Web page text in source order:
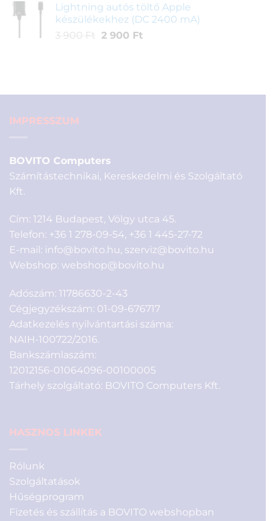
1
790 Ft.
990 Ft.
Lightning autós töltő Apple
készülékekhez (DC 2400 mA)
3 900 Ft
Original
2 900 FtCurrent
IMPRESSZUM
BOVITO Computers
Számítástechnikai, Kereskedelmi és Szolgáltató
Kft.
Cím: 1214 Budapest, Völgy utca 45.
Telefon: +36 1 278-09-54, +36 1 445-27-72
E-mail: info@bovito.hu, szerviz@bovito.hu
Webshop: webshop@bovito.hu
Adószám: 11786630-2-43
Cégjegyzékszám: 01-09-676717
Adatkezelés nyilvántartási száma:
NAIH-100722/2016.
Bankszámlaszám:
12012156-01064096-00100005
Tárhely szolgáltató: BOVITO Computers Kft.
HASZNOS LINKEK
Rólunk
Szolgáltatások
Hűségprogram
Fizetés és szállítás a BOVITO webshopban